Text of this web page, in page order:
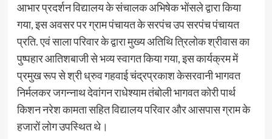
आभार प्रदर्शन विद्यालय के संचालक अभिषेक भोंसले द्वारा किया
गया, इस अवसर पर ग्राम पंचायत के सरपंच उप सरपंच पंचायत
प्रति. एवं साला परिवार के द्वारा मुख्य अतिथि त्रिलोक श्रीवास का
पुष्पहार आतिशबाजी से भव्य स्वागत किया गया, इस कार्यक्रम में
प्रमुख रूप से श्री ध्रुव गहवाई चंद्रप्रकाश केसरवानी भागवत
निर्मलकर जगन्नाथ देवांगन राधेश्याम तंबोली भागवत कोरी पार्थ
किशन नरेश कामता सहित विद्यालय परिवार और आसपास ग्राम के
हजारों लोग उपस्थित थे।